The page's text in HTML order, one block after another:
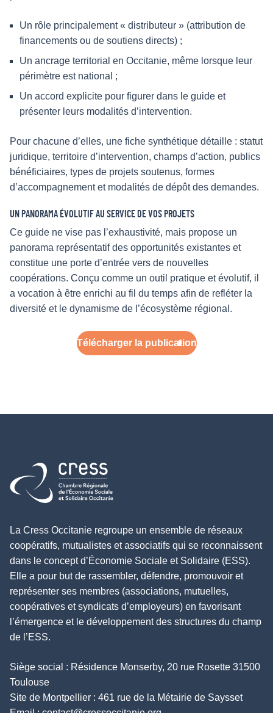
Un rôle principalement « distributeur » (attribution de
financements ou de soutiens directs) ;
Un ancrage territorial en Occitanie, même lorsque leur
périmètre est national ;
Un accord explicite pour figurer dans le guide et
présenter leurs modalités d’intervention.
Pour chacune d’elles, une fiche synthétique détaille : statut
juridique, territoire d’intervention, champs d’action, publics
bénéficiaires, types de projets soutenus, formes
d’accompagnement et modalités de dépôt des demandes.
UN PANORAMA ÉVOLUTIF AU SERVICE DE VOS PROJETS
Ce guide ne vise pas l’exhaustivité, mais propose un
panorama représentatif des opportunités existantes et
constitue une porte d’entrée vers de nouvelles
coopérations. Conçu comme un outil pratique et évolutif, il
a vocation à être enrichi au fil du temps afin de refléter la
diversité et le dynamisme de l’écosystème régional.
Télécharger la publication
Retour à l'accueil
La Cress Occitanie regroupe un ensemble de réseaux
coopératifs, mutualistes et associatifs qui se reconnaissent
dans le concept d’Économie Sociale et Solidaire (ESS).
Elle a pour but de rassembler, défendre, promouvoir et
représenter ses membres (associations, mutuelles,
coopératives et syndicats d’employeurs) en favorisant
l’émergence et le développement des structures du champ
de l’ESS.
Siège social : Résidence Monserby, 20 rue Rosette 31500
Toulouse
Site de Montpellier : 461 rue de la Métairie de Saysset